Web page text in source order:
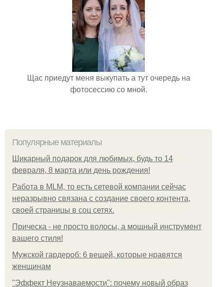
Щас приедут меня выкупать а тут очередь на
фотосессию со мной.
Популярные материалы
Шикарный подарок для любимых, будь то 14
февраля, 8 марта или день рождения!
Работа в MLM, то есть сетевой компании сейчас
неразрывно связана с создание своего контента,
своей страницы в соц сетях.
Прическа - не просто волосы, а мощный инструмент
вашего стиля!
Мужской гардероб: 6 вещей, которые нравятся
женщинам
"Эффект Неузнаваемости": почему новый образ